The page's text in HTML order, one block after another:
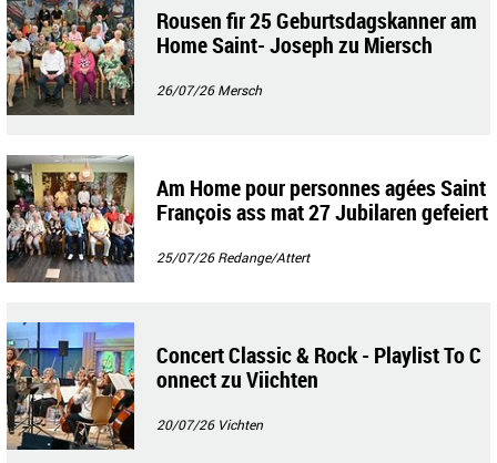
Rousen fir 25 Geburtsdagskanner am
Home Saint- Joseph zu Miersch
26/07/26Mersch
Am Home pour personnes agées Saint
François ass mat 27 Jubilaren gefeiert
25/07/26Redange/Attert
Concert Classic & Rock - Playlist To C
onnect zu Viichten
20/07/26 Vichten